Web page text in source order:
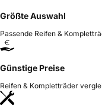
Größte Auswahl
Passende Reifen &
Günstige Preise
Reifen & Kompletträder